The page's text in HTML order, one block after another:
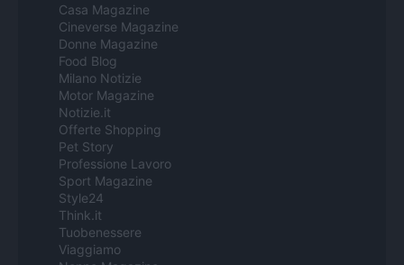
Casa Magazine
Cineverse Magazine
Donne Magazine
Food Blog
Milano Notizie
Motor Magazine
Notizie.it
Offerte Shopping
Pet Story
Professione Lavoro
Sport Magazine
Style24
Think.it
Tuobenessere
Viaggiamo